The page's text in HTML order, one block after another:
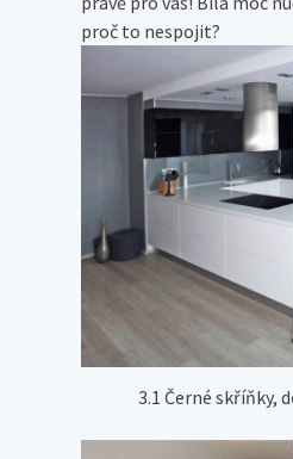
proč to nespojit?
3.1 Černé skříňky,